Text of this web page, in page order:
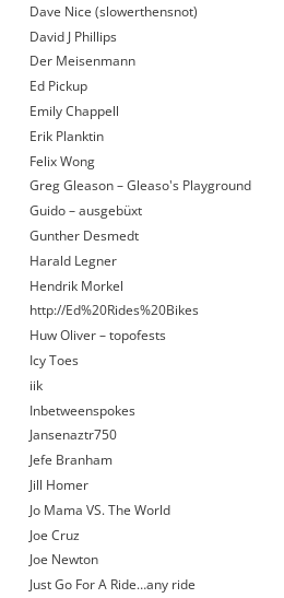
Dave Nice (slowerthensnot)
David J Phillips
Der Meisenmann
Ed Pickup
Emily Chappell
Erik Planktin
Felix Wong
Greg Gleason – Gleaso's Playground
Guido – ausgebüxt
Gunther Desmedt
Harald Legner
Hendrik Morkel
http://Ed%20Rides%20Bikes
Huw Oliver – topofests
Icy Toes
iik
Inbetweenspokes
Jansenaztr750
Jefe Branham
Jill Homer
Jo Mama VS. The World
Joe Cruz
Joe Newton
Just Go For A Ride…any ride